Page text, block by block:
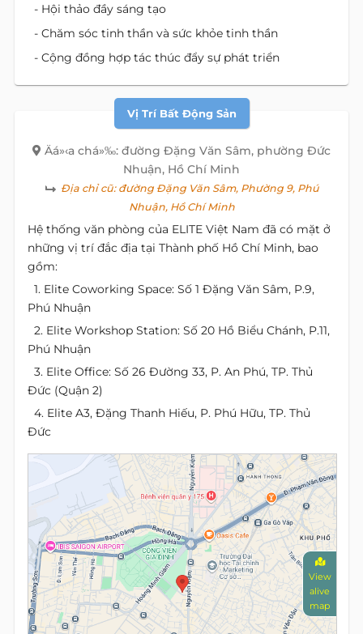
- Hội thảo đầy sáng tạo
- Chăm sóc tinh thần và sức khỏe tinh thần
- Cộng đồng hợp tác thúc đẩy sự phát triển
Vị Trí Bất Động Sản
Äá»‹a chá»‰: đường Đặng Văn Sâm, phường Đức
Nhuận, Hồ Chí Minh
Địa chỉ cũ:đường Đặng Văn Sâm, Phường 9, Phú
Nhuận, Hồ Chí Minh
Hệ thống văn phòng của ELITE Việt Nam đã có mặt ở
những vị trí đắc địa tại Thành phố Hồ Chí Minh, bao
gồm:
1. Elite Coworking Space: Số 1 Đặng Văn Sâm, P.9,
Phú Nhuận
2. Elite Workshop Station: Số 20 Hồ Biểu Chánh, P.11,
Phú Nhuận
3. Elite Office: Số 26 Đường 33, P. An Phú, TP. Thủ
Đức (Quận 2)
4. Elite A3, Đặng Thanh Hiếu, P. Phú Hữu, TP. Thủ
Đức
View
alive
map